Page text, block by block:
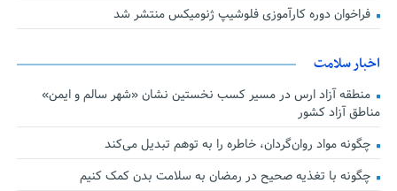
فراخوان دوره کارآموزی فلوشیپ ژنومیکس منتشر شد
اخبار سلامت
منطقه آزاد ارس در مسیر کسب نخستین نشان «شهر سالم و ایمن»
مناطق آزاد کشور
چگونه مواد روان‌گردان، خاطره را به توهم تبدیل می‌کند
چگونه با تغذیه صحیح در رمضان به سلامت بدن کمک کنیم